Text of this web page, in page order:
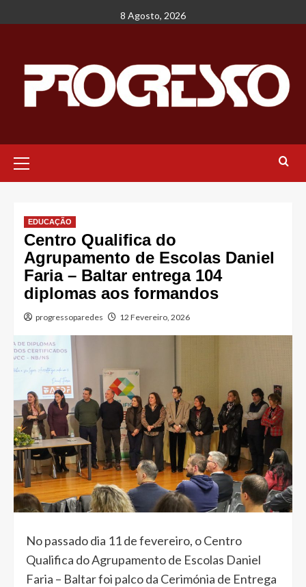
para
8 Agosto, 2026
principal
EDUCAÇÃO
Centro Qualifica do
Agrupamento de Escolas Daniel
Faria – Baltar entrega 104
diplomas aos formandos
progressoparedes 12 Fevereiro, 2026
No passado dia 11 de fevereiro, o Centro
Qualifica do Agrupamento de Escolas Daniel
Faria – Baltar foi palco da Cerimónia de Entrega